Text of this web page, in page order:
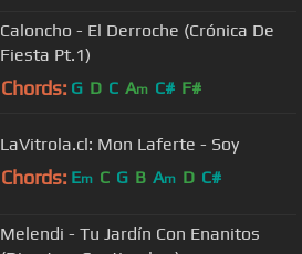
Caloncho - El Derroche (Crónica De
Fiesta Pt.1)
Chords: G D C Am C# F#
LaVitrola.cl: Mon Laferte - Soy
Chords: Em C G B Am D C#
Melendi - Tu Jardín Con Enanitos